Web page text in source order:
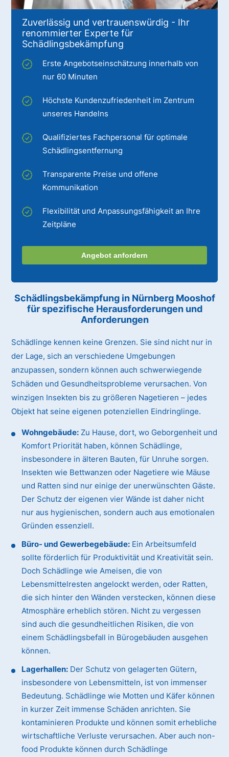
Zuverlässig und vertrauenswürdig - Ihr
renommierter Experte für
Schädlingsbekämpfung
Erste Angebotseinschätzung innerhalb von
nur 60 Minuten
Höchste Kundenzufriedenheit im Zentrum
unseres Handelns
Qualifiziertes Fachpersonal für optimale
Schädlingsentfernung
Transparente Preise und offene
Kommunikation
Flexibilität und Anpassungsfähigkeit an Ihre
Zeitpläne
Angebot anfordern
Schädlingsbekämpfung in Nürnberg Mooshof
für spezifische Herausforderungen und
Anforderungen
Schädlinge kennen keine Grenzen. Sie sind nicht nur in
der Lage, sich an verschiedene Umgebungen
anzupassen, sondern können auch schwerwiegende
Schäden und Gesundheitsprobleme verursachen. Von
winzigen Insekten bis zu größeren Nagetieren – jedes
Objekt hat seine eigenen potenziellen Eindringlinge.
Wohngebäude: Zu Hause, dort, wo Geborgenheit und
Komfort Priorität haben, können Schädlinge,
insbesondere in älteren Bauten, für Unruhe sorgen.
Insekten wie Bettwanzen oder Nagetiere wie Mäuse
und Ratten sind nur einige der unerwünschten Gäste.
Der Schutz der eigenen vier Wände ist daher nicht
nur aus hygienischen, sondern auch aus emotionalen
Gründen essenziell.
Büro- und Gewerbegebäude: Ein Arbeitsumfeld
sollte förderlich für Produktivität und Kreativität sein.
Doch Schädlinge wie Ameisen, die von
Lebensmittelresten angelockt werden, oder Ratten,
die sich hinter den Wänden verstecken, können diese
Atmosphäre erheblich stören. Nicht zu vergessen
sind auch die gesundheitlichen Risiken, die von
einem Schädlingsbefall in Bürogebäuden ausgehen
können.
Lagerhallen: Der Schutz von gelagerten Gütern,
insbesondere von Lebensmitteln, ist von immenser
Bedeutung. Schädlinge wie Motten und Käfer können
in kurzer Zeit immense Schäden anrichten. Sie
kontaminieren Produkte und können somit erhebliche
wirtschaftliche Verluste verursachen. Aber auch non-
food Produkte können durch Schädlinge